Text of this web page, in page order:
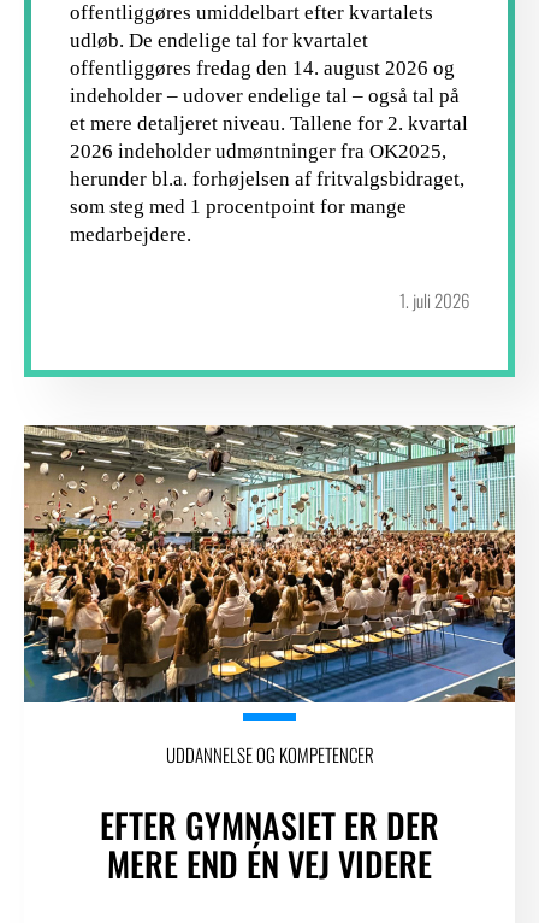
offentliggøres umiddelbart efter kvartalets
udløb. De endelige tal for kvartalet
offentliggøres fredag den 14. august 2026 og
indeholder – udover endelige tal – også tal på
et mere detaljeret niveau. Tallene for 2. kvartal
2026 indeholder udmøntninger fra OK2025,
herunder bl.a. forhøjelsen af fritvalgsbidraget,
som steg med 1 procentpoint for mange
medarbejdere.
1. juli 2026
UDDANNELSE OG KOMPETENCER
EFTER GYMNASIET ER DER
MERE END ÉN VEJ VIDERE